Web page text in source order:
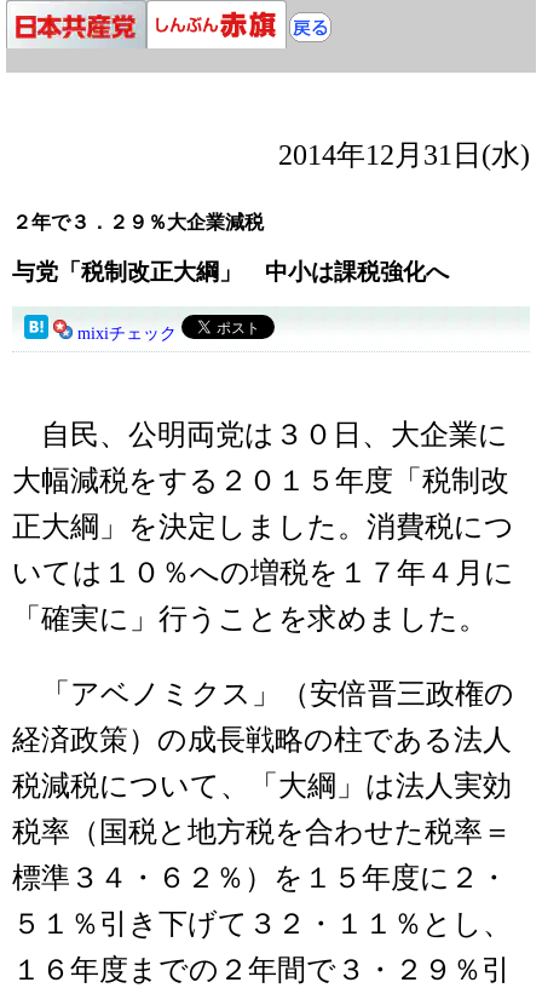
2014年12月31日(水)
２年で３．２９％大企業減税
与党「税制改正大綱」 中小は課税強化へ
mixiチェック
自民、公明両党は３０日、大企業に
大幅減税をする２０１５年度「税制改
正大綱」を決定しました。消費税につ
いては１０％への増税を１７年４月に
「確実に」行うことを求めました。
「アベノミクス」（安倍晋三政権の
経済政策）の成長戦略の柱である法人
税減税について、「大綱」は法人実効
税率（国税と地方税を合わせた税率＝
標準３４・６２％）を１５年度に２・
５１％引き下げて３２・１１％とし、
１６年度までの２年間で３・２９％引